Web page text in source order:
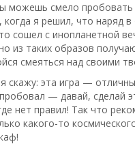
можешь смело
я решил, что наряд
сошел с инопланетной
из таких образов
смеяться над своими
скажу: эта игра —
— давай, сделай
нет правил! Так что
какого-то